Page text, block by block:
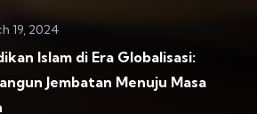
19, 2024
Islam di Era Globalisasi:
Jembatan Menuju Masa